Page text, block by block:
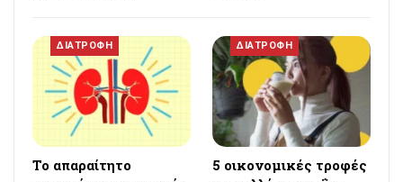
ΔΙΑΤΡΟΦΗ
Το απαραίτητο
ΔΙΑΤΡΟΦΗ
5 οικονομικές τροφές